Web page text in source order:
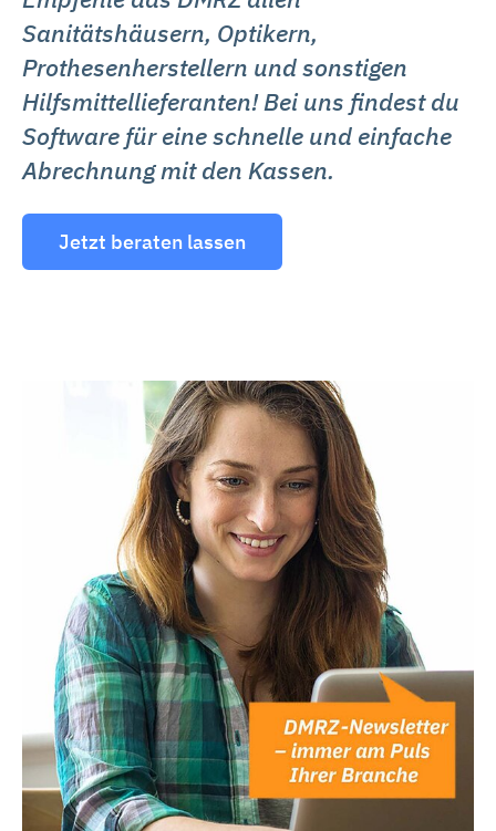
Sanitätshäusern, Optikern,
Prothesenherstellern und sonstigen
Hilfsmittellieferanten! Bei uns findest du
Software für eine schnelle und einfache
Abrechnung mit den Kassen.
Jetzt beraten lassen